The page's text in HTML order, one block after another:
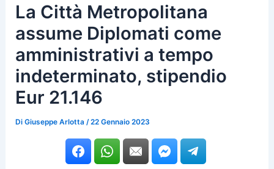
La Città Metropolitana
assume Diplomati come
amministrativi a tempo
indeterminato, stipendio
Eur 21.146
DiGiuseppe Arlotta /22 Gennaio 2023